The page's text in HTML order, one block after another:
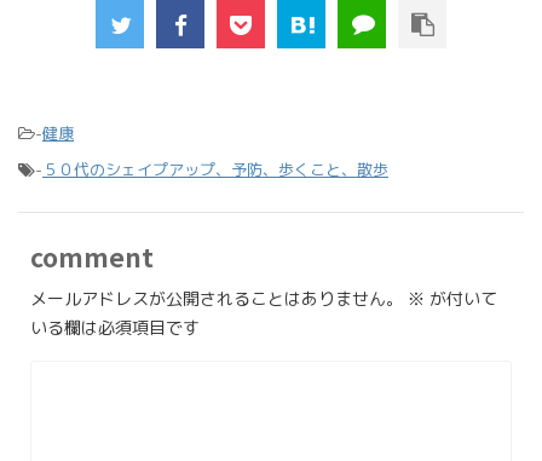
-健康
- ５０代のシェイプアップ、予防、歩くこと、散歩
comment
メールアドレスが公開されることはありません。 ※ が付いて
いる欄は必須項目です